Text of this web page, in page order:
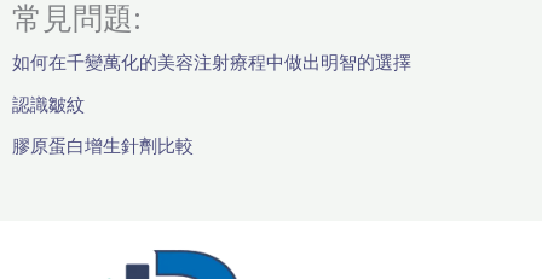
常見問題:
如何在千變萬化的美容注射療程中做出明智的選擇
認識皺紋
膠原蛋白增生針劑比較